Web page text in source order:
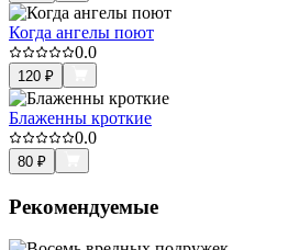
Когда ангелы поют
0.0
120 ₽
Блаженны кроткие
0.0
80 ₽
Рекомендуемые